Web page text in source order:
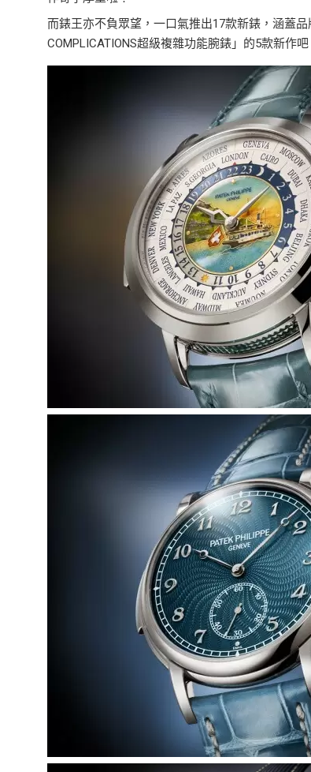
而錶王亦不負眾望，一口氣推出17款新錶，涵蓋
COMPLICATIONS超級複雜功能腕錶」的5款新作吧